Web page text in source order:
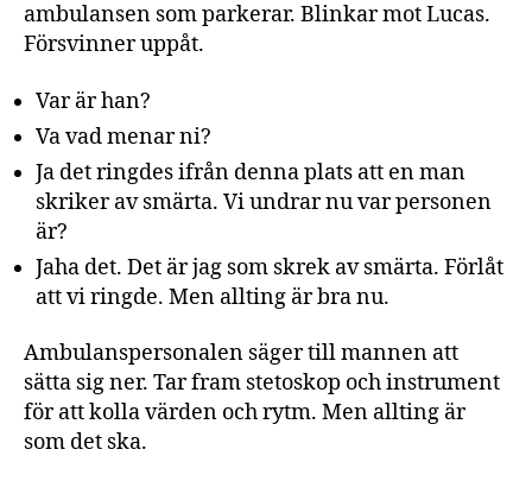
ambulansen som parkerar. Blinkar mot Lucas.
Försvinner uppåt.
Var är han?
Va vad menar ni?
Ja det ringdes ifrån denna plats att en man
skriker av smärta. Vi undrar nu var personen
är?
Jaha det. Det är jag som skrek av smärta. Förlåt
att vi ringde. Men allting är bra nu.
Ambulanspersonalen säger till mannen att
sätta sig ner. Tar fram stetoskop och instrument
för att kolla värden och rytm. Men allting är
som det ska.